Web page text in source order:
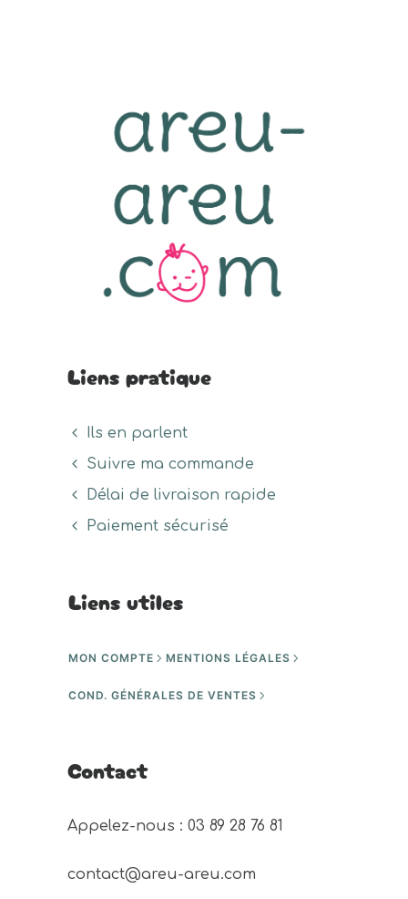
Liens pratique
Ils en parlent
Suivre ma commande
Délai de livraison rapide
Paiement sécurisé
Liens utiles
MON COMPTE MENTIONS LÉGALES
COND. GÉNÉRALES DE VENTES
Contact
Appelez-nous : 03 89 28 76 81
contact@areu-areu.com